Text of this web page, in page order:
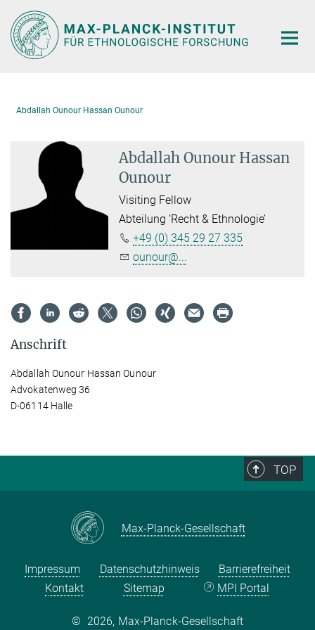
Hauptinhalt
Abdallah Ounour Hassan Ounour
Abdallah Ounour Hassan
Ounour
Visiting Fellow
Abteilung ‘Recht & Ethnologie’
+49 (0) 345 29 27 335
ounour@...
Anschrift
Abdallah Ounour Hassan Ounour
Advokatenweg 36
D-06114 Halle
TOP
Max-Planck-Gesellschaft
Impressum Datenschutzhinweis
Barrierefreiheit
Kontakt
Sitemap MPI Portal
© 2026, Max-Planck-Gesellschaft